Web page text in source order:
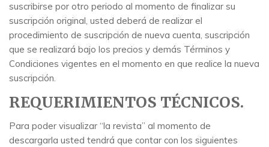
suscribirse por otro periodo al momento de finalizar su
suscripción original, usted deberá de realizar el
procedimiento de suscripción de nueva cuenta, suscripción
que se realizará bajo los precios y demás Términos y
Condiciones vigentes en el momento en que realice la nueva
suscripción.
REQUERIMIENTOS TÉCNICOS.
Para poder visualizar “la revista” al momento de
descargarla usted tendrá que contar con los siguientes